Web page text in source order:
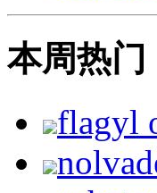
本周热门
flagyl